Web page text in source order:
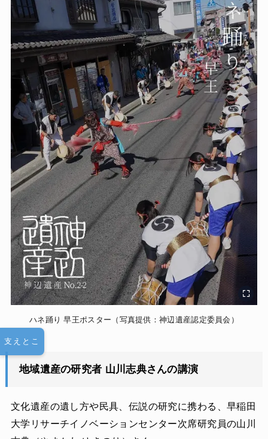
ハネ踊り 早王ポスター（写真提供：神辺遺産認定委員会）
地域遺産の研究者 山川志典さんの講演
文化遺産の遺し方や民具、伝説の研究に携わる、早稲田
大学リサーチイノベーションセンター次席研究員の山川
支えとこ